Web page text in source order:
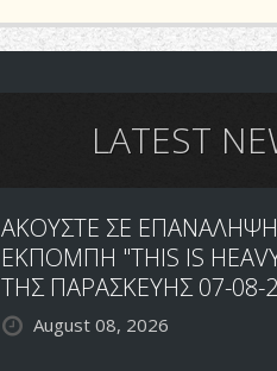
LATEST
ΑΚΟΥΣΤΕ ΣΕ
ΕΚΠΟΜΠΗ "THIS IS
ΤΗΣ ΠΑΡΑΣΚΕΥΗΣ 07-08-
August 08, 2026